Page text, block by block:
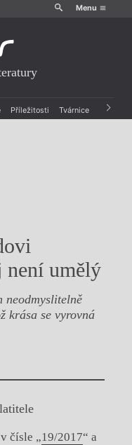
Menu
Příležitosti Tvárnice Archiv
není umělý
neodmyslitelně
krása se vyrovná
čísle „19/2017“ a